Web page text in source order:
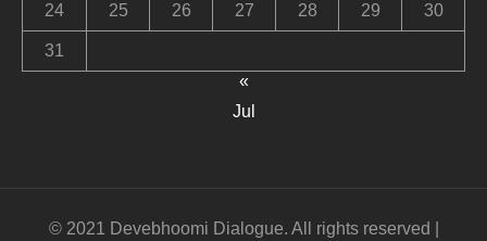
24 25 26 27 28 29 30
31
«
Jul
© 2021 Devebhoomi Dialogue. All rights reserved |